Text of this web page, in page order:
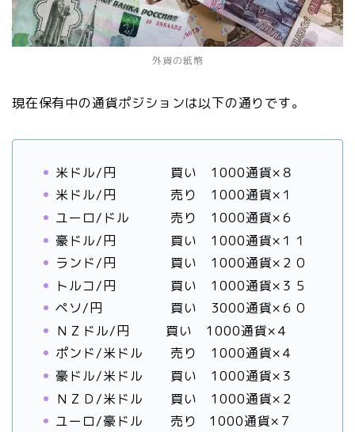
外貨の紙幣
現在保有中の通貨ポジションは以下の通りです。
米ドル/円 買い 1000通貨×８
米ドル/円 売り 1000通貨×１
ユーロ/ドル 売り 1000通貨×６
豪ドル/円 買い 1000通貨×１１
ランド/円 買い 1000通貨×２０
トルコ/円 買い 1000通貨×３５
ペソ/円 買い 3000通貨×６０
ＮＺドル/円 買い 1000通貨×４
ポンド/米ドル 売り 1000通貨×４
豪ドル/米ドル 買い 1000通貨×３
ＮＺＤ/米ドル 買い 1000通貨×２
ユーロ/豪ドル 売り 1000通貨×７